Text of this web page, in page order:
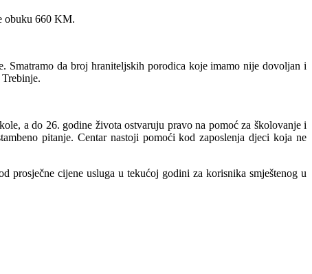
obuku 660 KM.
Smatramo da broj hraniteljskih porodica koje imamo nije dovoljan i
a do 26. godine života ostvaruju pravo na pomoć za školovanje i
pitanje. Centar nastoji pomoći kod zaposlenja djeci koja ne
prosječne cijene usluga u tekućoj godini za korisnika smještenog u